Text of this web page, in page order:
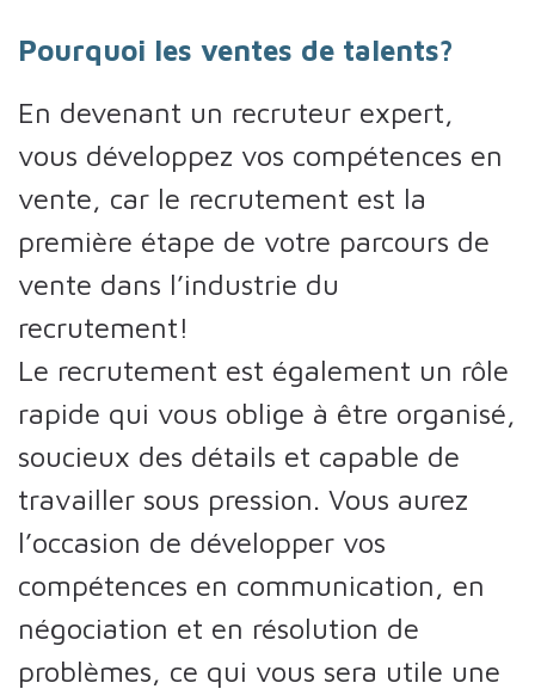
Pourquoi les ventes de talents?
En devenant un recruteur expert,
vous développez vos compétences en
vente, car le recrutement est la
première étape de votre parcours de
vente dans l’industrie du
recrutement!
Le recrutement est également un rôle
rapide qui vous oblige à être organisé,
soucieux des détails et capable de
travailler sous pression. Vous aurez
l’occasion de développer vos
compétences en communication, en
négociation et en résolution de
problèmes, ce qui vous sera utile une